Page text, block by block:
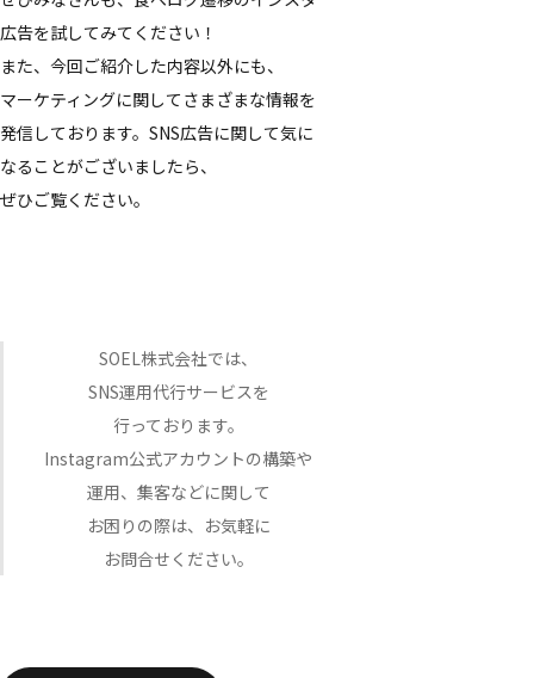
広告を​試してみてください！
また、​今回ご紹介した​内容以外にも、​
マーケティングに​関してさまざまな​情報を​
発信しております。​SNS​広告に​関して​気に​
なることが​ございましたら、​
ぜひご覧ください。
SOEL株式会社では、​
SNS運用代行サービスを​
行っております。
Instagram公式アカウントの​構築や​
運用、​集客などに​関して
お困りの​際は、​お気軽に​
お問合せください。